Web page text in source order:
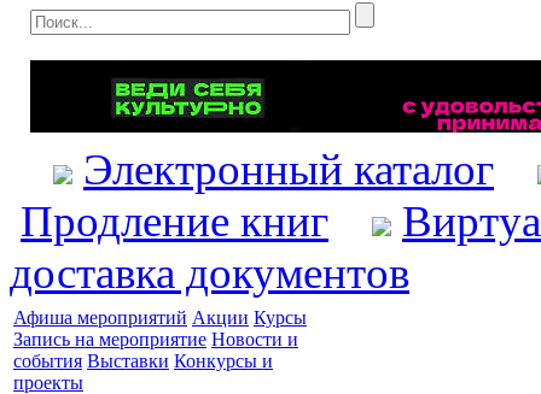
Электронный каталог
Продление книг
доставка документов
Афиша мероприятий Акции Курсы
Запись на мероприятие Новости и
события Выставки Конкурсы и
проекты